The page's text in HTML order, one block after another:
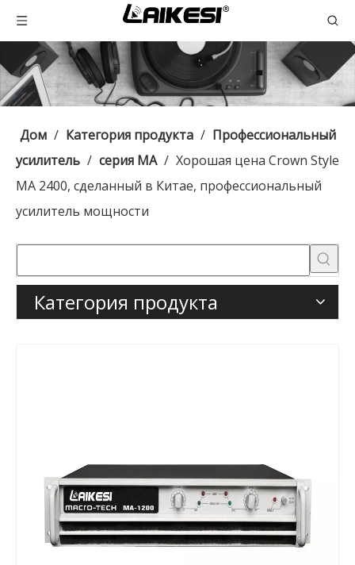
Дом / Категория продукта / Профессиональный
усилитель / серия МА / Хорошая цена Crown Style
MA 2400, сделанный в Китае, профессиональный
усилитель мощности
Категория продукта